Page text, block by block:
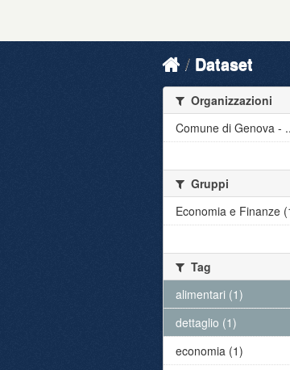
Dataset
Organizzazioni
Comune di Genova -
Gruppi
Economia e Finanze
Tag
alimentari (1)
dettaglio (1)
economia (1)